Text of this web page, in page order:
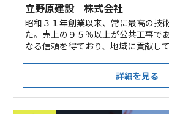
立野原建設 株式会社
昭和３１年創業以来、常に最高の技
た。売上の９５％以上が公共工事で
なる信頼を得ており、地域に貢献して
詳細を見る